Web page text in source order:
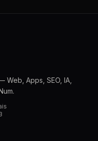
Web, Apps, SEO, IA,